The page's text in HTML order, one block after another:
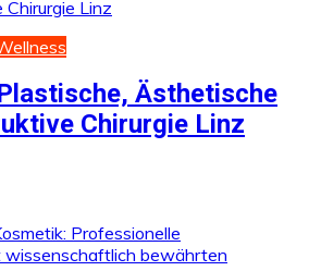
Ästhetische
Chirurgie Linz